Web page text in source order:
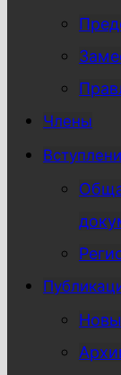
Члены